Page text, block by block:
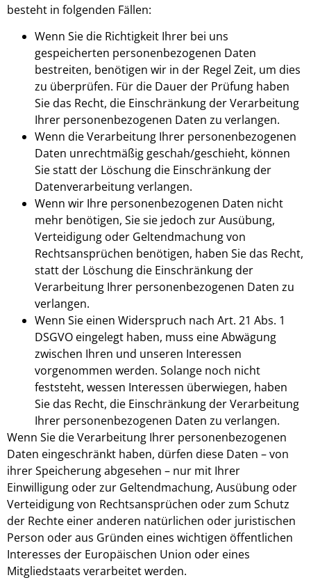
besteht in folgenden Fällen:
Wenn Sie die Richtigkeit Ihrer bei uns
gespeicherten personenbezogenen Daten
bestreiten, benötigen wir in der Regel Zeit, um dies
zu überprüfen. Für die Dauer der Prüfung haben
Sie das Recht, die Einschränkung der Verarbeitung
Ihrer personenbezogenen Daten zu verlangen.
Wenn die Verarbeitung Ihrer personenbezogenen
Daten unrechtmäßig geschah/geschieht, können
Sie statt der Löschung die Einschränkung der
Datenverarbeitung verlangen.
Wenn wir Ihre personenbezogenen Daten nicht
mehr benötigen, Sie sie jedoch zur Ausübung,
Verteidigung oder Geltendmachung von
Rechtsansprüchen benötigen, haben Sie das Recht,
statt der Löschung die Einschränkung der
Verarbeitung Ihrer personenbezogenen Daten zu
verlangen.
Wenn Sie einen Widerspruch nach Art. 21 Abs. 1
DSGVO eingelegt haben, muss eine Abwägung
zwischen Ihren und unseren Interessen
vorgenommen werden. Solange noch nicht
feststeht, wessen Interessen überwiegen, haben
Sie das Recht, die Einschränkung der Verarbeitung
Ihrer personenbezogenen Daten zu verlangen.
Wenn Sie die Verarbeitung Ihrer personenbezogenen
Daten eingeschränkt haben, dürfen diese Daten – von
ihrer Speicherung abgesehen – nur mit Ihrer
Einwilligung oder zur Geltendmachung, Ausübung oder
Verteidigung von Rechtsansprüchen oder zum Schutz
der Rechte einer anderen natürlichen oder juristischen
Person oder aus Gründen eines wichtigen öffentlichen
Interesses der Europäischen Union oder eines
Mitgliedstaats verarbeitet werden.